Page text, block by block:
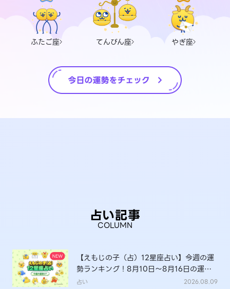
ふたご座 てんびん座 やぎ座
占い記事
COLUMN
【えもじの子（占）12星座占い】今週の運
勢ランキング！8月10日～8月16日の運勢
は？
占い 2026.08.09